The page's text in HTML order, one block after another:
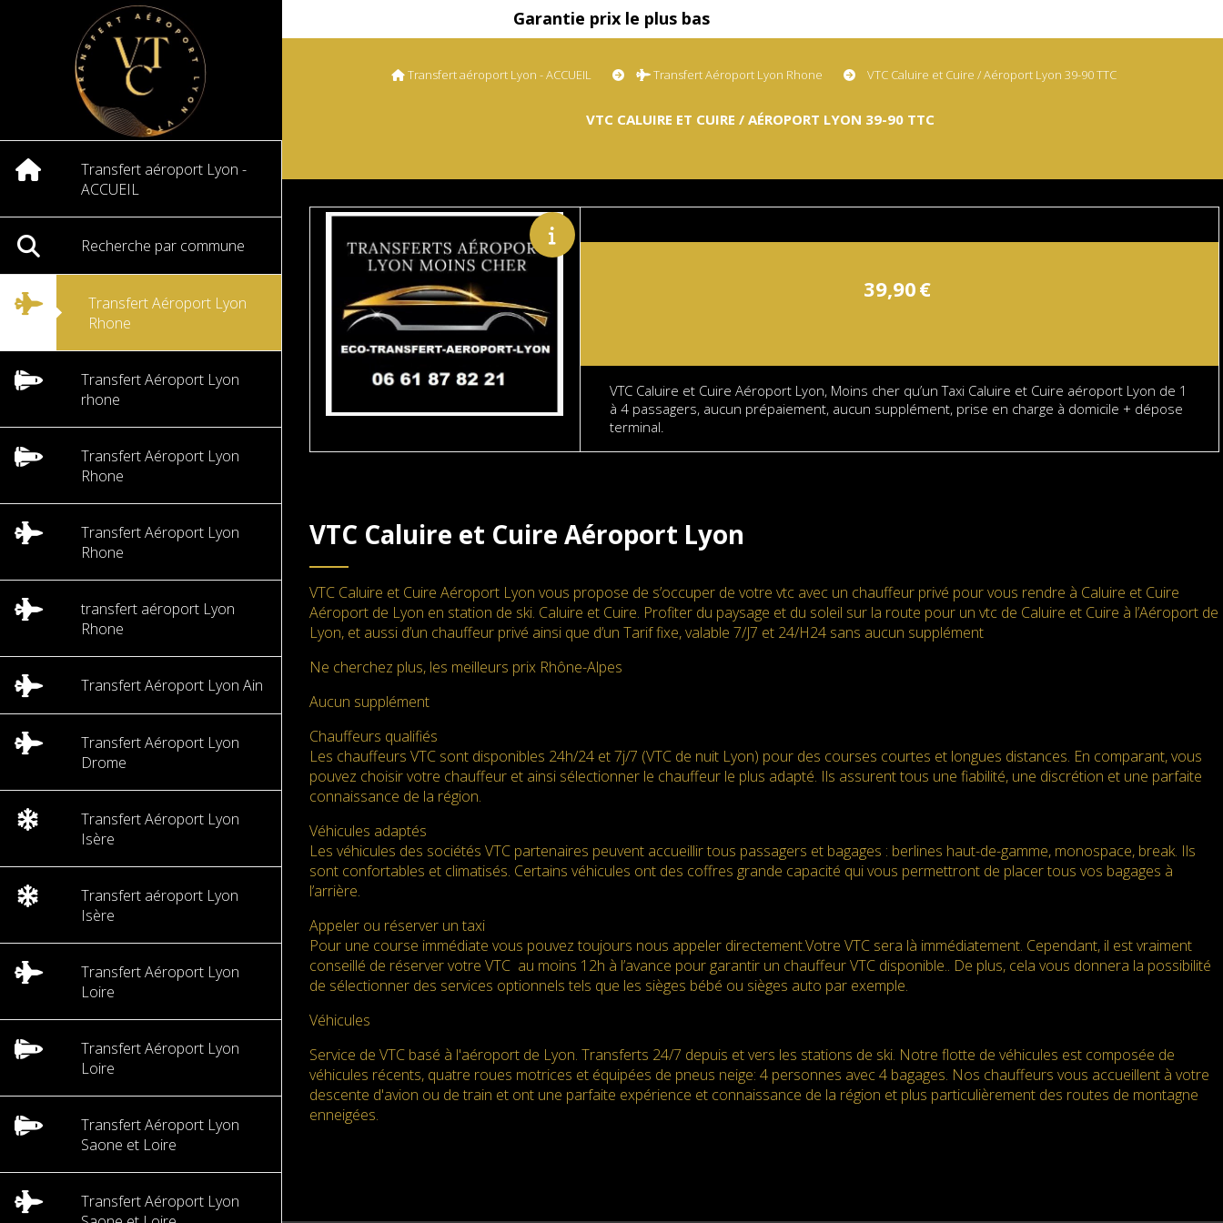
Garantie prix le plus bas
Transfert aéroport Lyon -
ACCUEIL
Recherche par commune
Transfert Aéroport Lyon
Rhone
Transfert Aéroport Lyon
rhone
Transfert Aéroport Lyon
Rhone
Transfert Aéroport Lyon
Rhone
transfert aéroport Lyon
Rhone
Transfert Aéroport Lyon Ain
Transfert Aéroport Lyon
Drome
Transfert Aéroport Lyon
Isère
Transfert aéroport Lyon
Isère
Transfert Aéroport Lyon
Loire
Transfert Aéroport Lyon
Loire
Transfert Aéroport Lyon
Saone et Loire
Transfert Aéroport Lyon
Transfert aéroport Lyon - ACCUEIL Transfert Aéroport Lyon Rhone VTC Caluire et Cuire / Aéroport Lyon 39-90 TTC
VTC CALUIRE ET CUIRE / AÉROPORT LYON 39-90 TTC
39,90€
VTC Caluire et Cuire Aéroport Lyon, Moins cher qu’un Taxi Caluire et Cuire aéroport Lyon de 1
à 4 passagers, aucun prépaiement, aucun supplément, prise en charge à domicile + dépose
terminal.
VTC Caluire et Cuire Aéroport Lyon
VTC Caluire et Cuire Aéroport Lyon vous propose de s’occuper de votre vtc avec un chauffeur privé pour vous rendre à Caluire et Cuire
Aéroport de Lyon en station de ski. Caluire et Cuire. Profiter du paysage et du soleil sur la route pour un vtc de Caluire et Cuire à l’Aéroport de
Lyon, et aussi d’un chauffeur privé ainsi que d’un Tarif fixe, valable 7/J7 et 24/H24 sans aucun supplément
Ne cherchez plus, les meilleurs prix Rhône-Alpes
Aucun supplément
Chauffeurs qualifiés
Les chauffeurs VTC sont disponibles 24h/24 et 7j/7 (VTC de nuit Lyon) pour des courses courtes et longues distances. En comparant, vous
pouvez choisir votre chauffeur et ainsi sélectionner le chauffeur le plus adapté. Ils assurent tous une fiabilité, une discrétion et une parfaite
connaissance de la région.
Véhicules adaptés
Les véhicules des sociétés VTC partenaires peuvent accueillir tous passagers et bagages : berlines haut-de-gamme, monospace, break. Ils
sont confortables et climatisés. Certains véhicules ont des coffres grande capacité qui vous permettront de placer tous vos bagages à
l’arrière.
Appeler ou réserver un taxi
Pour une course immédiate vous pouvez toujours nous appeler directement.Votre VTC sera là immédiatement. Cependant, il est vraiment
conseillé de réserver votre VTC au moins 12h à l’avance pour garantir un chauffeur VTC disponible.. De plus, cela vous donnera la possibilité
de sélectionner des services optionnels tels que les sièges bébé ou sièges auto par exemple.
Véhicules
Service de VTC basé à l'aéroport de Lyon. Transferts 24/7 depuis et vers les stations de ski. Notre flotte de véhicules est composée de
véhicules récents, quatre roues motrices et équipées de pneus neige: 4 personnes avec 4 bagages. Nos chauffeurs vous accueillent à votre
descente d'avion ou de train et ont une parfaite expérience et connaissance de la région et plus particulièrement des routes de montagne
enneigées.